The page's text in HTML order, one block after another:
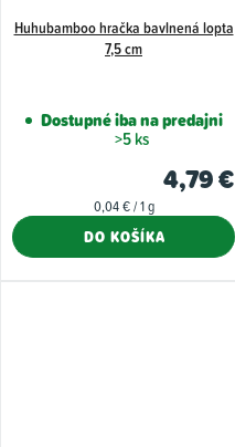
Huhubamboo hračka bavlnená lopta
7,5 cm
Dostupné iba na predajni
>5 ks
4,79 €
Jednotková
0,04 € / 1 g
DO KOŠÍKA